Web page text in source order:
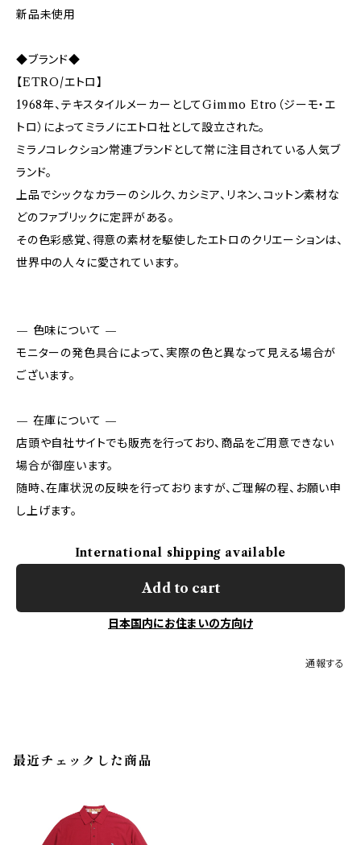
新品未使用
◆ブランド◆
【ETRO/エトロ】
1968年、テキスタイルメーカーとしてGimmo Etro（ジーモ・エ
トロ）によってミラノにエトロ社として設立された。
ミラノコレクション常連ブランドとして常に注目されている人気ブ
ランド。
上品でシックなカラーのシルク、カシミア、リネン、コットン素材な
どのファブリックに定評がある。
その色彩感覚、得意の素材を駆使したエトロのクリエーションは、
世界中の人々に愛されています。
— 色味について —
モニターの発色具合によって、実際の色と異なって見える場合が
ございます。
— 在庫について —
店頭や自社サイトでも販売を行っており、商品をご用意できない
場合が御座います。
随時、在庫状況の反映を行っておりますが、ご理解の程、お願い申
し上げます。
International shipping available
Add to cart
日本国内にお住まいの方向け
通報する
最近チェックした商品